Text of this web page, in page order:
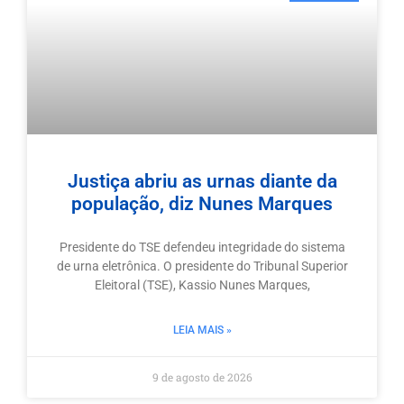
Justiça abriu as urnas diante da
população, diz Nunes Marques
Presidente do TSE defendeu integridade do sistema
de urna eletrônica. O presidente do Tribunal Superior
Eleitoral (TSE), Kassio Nunes Marques,
LEIA MAIS »
9 de agosto de 2026